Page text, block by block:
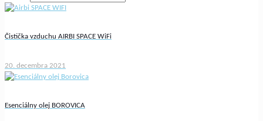
Čistička vzduchu AIRBI SPACE WiFi
20. decembra 2021
Esenciálny olej BOROVICA